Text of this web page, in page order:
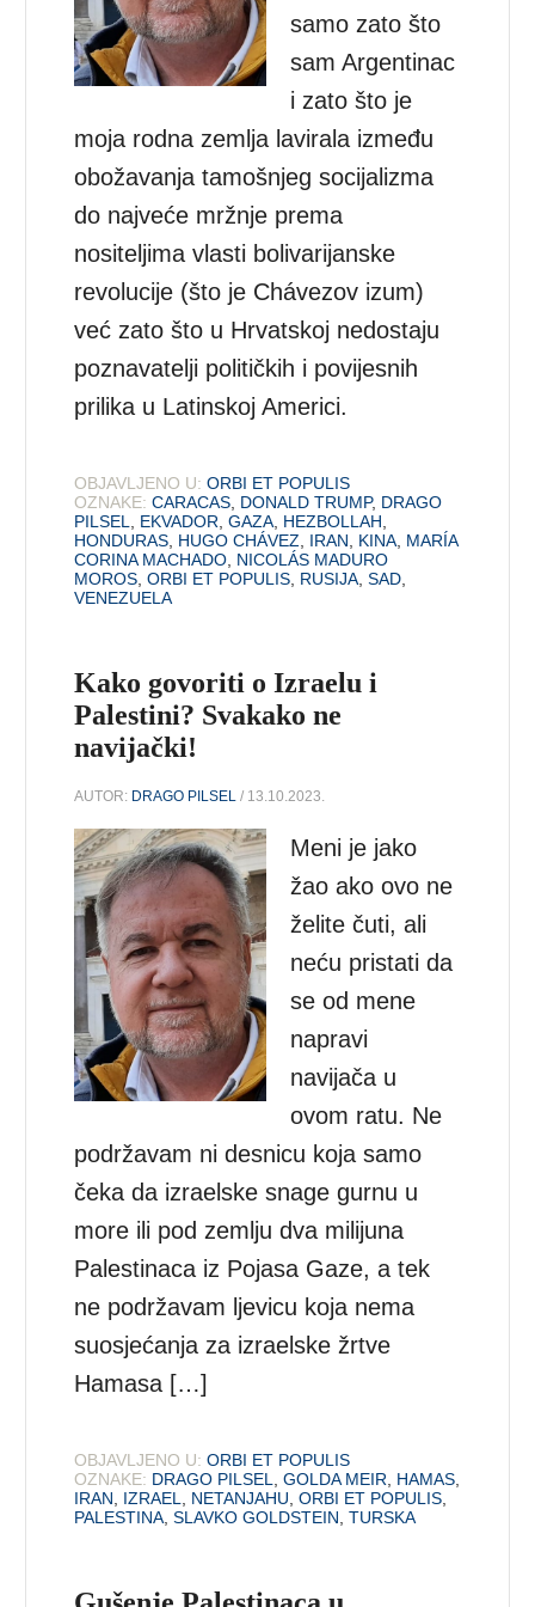
samo zato što
sam Argentinac
i zato što je
moja rodna zemlja lavirala između
obožavanja tamošnjeg socijalizma
do najveće mržnje prema
nositeljima vlasti bolivarijanske
revolucije (što je Chávezov izum)
već zato što u Hrvatskoj nedostaju
poznavatelji političkih i povijesnih
prilika u Latinskoj Americi.
OBJAVLJENO U: ORBI ET POPULIS
OZNAKE: CARACAS DONALD TRUMP, DRAGO
PILSEL
EKVADOR ,GAZA HEZBOLLAH
HONDURAS HUGO CHÁVEZ IRAN KINA MARÍA
CORINA MACHADO NICOLÁS MADURO
MOROS ,ORBI ET POPULIS RUSIJA ,SAD
VENEZUELA
Kako govoriti o Izraelu i
Palestini? Svakako ne
navijački!
AUTOR: DRAGO PILSEL / 13.10.2023.
Meni je jako
žao ako ovo ne
želite čuti, ali
neću pristati da
se od mene
napravi
navijača u
ovom ratu. Ne
podržavam ni desnicu koja samo
čeka da izraelske snage gurnu u
more ili pod zemlju dva milijuna
Palestinaca iz Pojasa Gaze, a tek
ne podržavam ljevicu koja nema
suosjećanja za izraelske žrtve
Hamasa […]
OBJAVLJENO U: ORBI ET POPULIS
OZNAKE: DRAGO PILSEL ,GOLDA MEIR HAMAS
IRAN
IZRAEL NETANJAHU ,ORBI ET POPULIS
PALESTINA ,SLAVKO GOLDSTEIN ,TURSKA